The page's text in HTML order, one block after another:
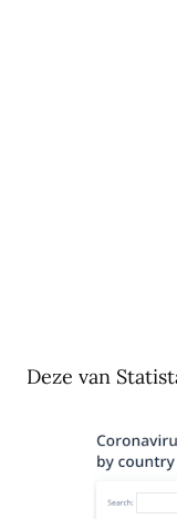
Deze van